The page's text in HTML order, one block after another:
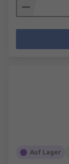
Auf Lager